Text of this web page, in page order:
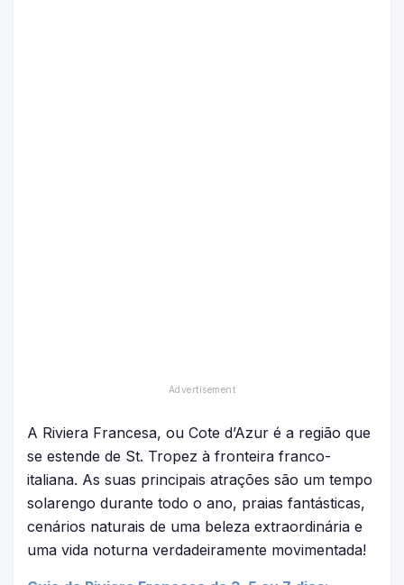
A Riviera Francesa, ou Cote d’Azur é a região que
se estende de St. Tropez à fronteira franco-
italiana. As suas principais atrações são um tempo
solarengo durante todo o ano, praias fantásticas,
cenários naturais de uma beleza extraordinária e
uma vida noturna verdadeiramente movimentada!